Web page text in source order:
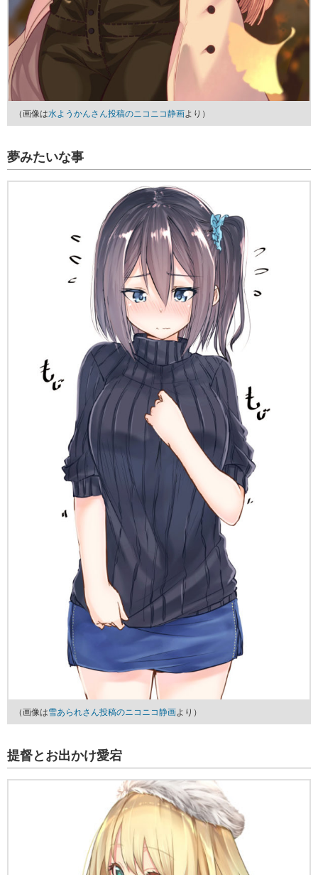
（画像は水ようかんさん投稿のニコニコ静画より）
夢みたいな事
（画像は雪あられさん投稿のニコニコ静画より）
提督とお出かけ愛宕